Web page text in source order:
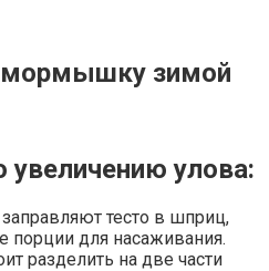
мормышку зимой
увеличению улова:
тесто в шприц,
для насаживания.
разделить на две части